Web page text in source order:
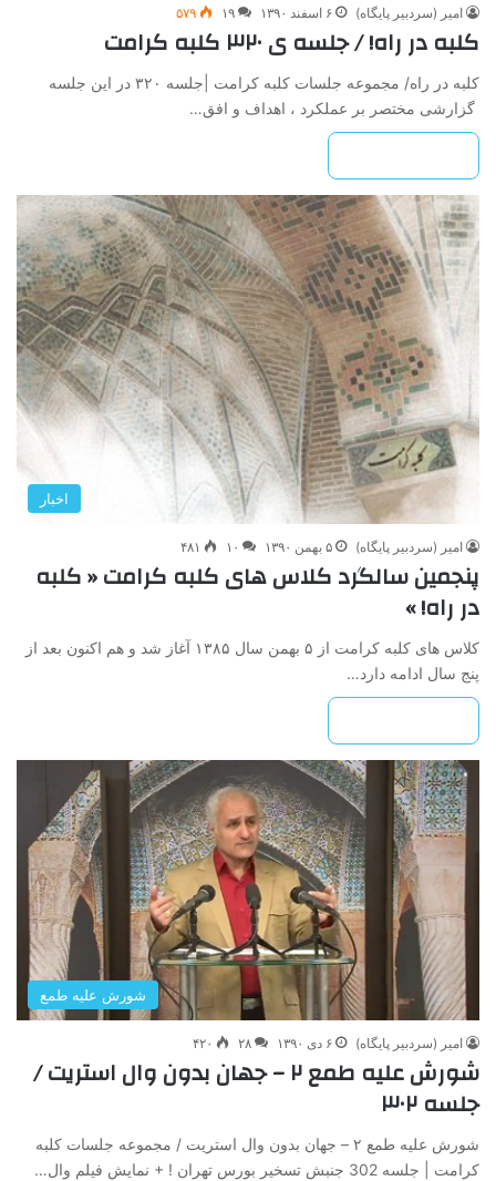
امیر (سردبیر پایگاه) ۶ اسفند ۱۳۹۰ ۱۹ ۵۷۹
کلبه در راه! / جلسه ی ۳۲۰ کلبه کرامت
کلبه در راه/ مجموعه جلسات کلبه کرامت |جلسه ۳۲۰ در این جلسه
گزارشی مختصر بر عملکرد ، اهداف و افق…
اخبار
امیر (سردبیر پایگاه) ۵ بهمن ۱۳۹۰ ۱۰ ۴۸۱
پنجمین سالگرد کلاس های کلبه کرامت « کلبه
در راه! »
کلاس های کلبه کرامت از ۵ بهمن سال ۱۳۸۵ آغاز شد و هم اکنون بعد از
پنج سال ادامه دارد…
شورش علیه طمع
امیر (سردبیر پایگاه) ۶ دی ۱۳۹۰ ۲۸ ۴۲۰
شورش علیه طمع ۲ – جهان بدون وال استریت /
جلسه ۳۰۲
شورش علیه طمع ۲ – جهان بدون وال استریت / مجموعه جلسات کلبه
کرامت | جلسه 302 جنبش تسخیر بورس تهران ! + نمایش فیلم وال…